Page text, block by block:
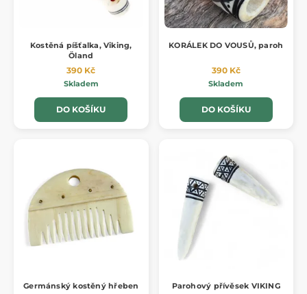
Kostěná píšťalka, Viking,
Öland
390 Kč
Skladem
DO KOŠÍKU
KORÁLEK DO VOUSŮ, paroh
390 Kč
Skladem
DO KOŠÍKU
Germánský kostěný hřeben Parohový přívěsek VIKING